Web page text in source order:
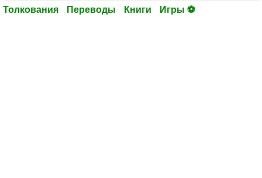
Толкования Переводы Книги Игры ⚽